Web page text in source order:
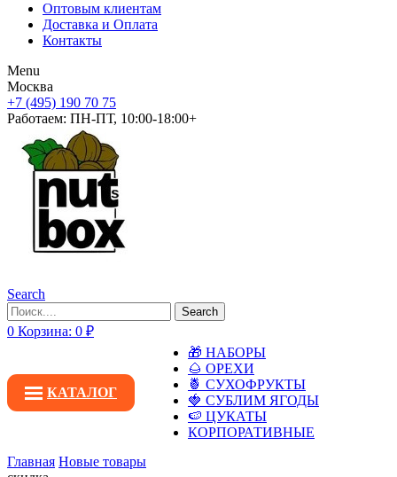
Оптовым клиентам
Доставка и Оплата
Контакты
Menu
Москва
+7 (495) 190 70 75
Работаем: ПН-ПТ, 10:00-18:00+
Search
Search
0 Корзина: 0 ₽
КАТАЛОГ
🎁 НАБОРЫ
🌰 ОРЕХИ
🍍 СУХОФРУКТЫ
🍓 СУБЛИМ ЯГОДЫ
🍉 ЦУКАТЫ
КОРПОРАТИВНЫЕ
Главная Новые товары